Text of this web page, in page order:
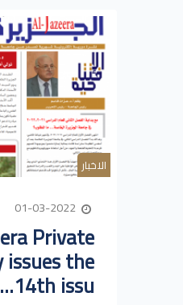
الاخبار
Private
the
14th issu...